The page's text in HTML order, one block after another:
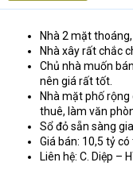
Nhà 2 mặt
Nhà xây rất chắc
Chủ nhà muốn
nên giá rất tốt.
Nhà mặt phố
thuê, làm văn
Sổ đỏ sẵn sàng
Giá bán: 10,5 tỷ
Liên hệ: C. Diệp –